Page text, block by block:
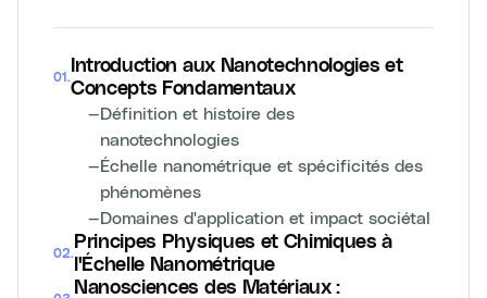
01 .
Introduction aux Nanotechnologies et
Concepts Fondamentaux
—Définition et histoire des
nanotechnologies
—Échelle nanométrique et spécificités des
phénomènes
—Domaines d'application et impact sociétal
02.
Principes Physiques et Chimiques à
l'Échelle Nanométrique
Nanosciences des Matériaux :